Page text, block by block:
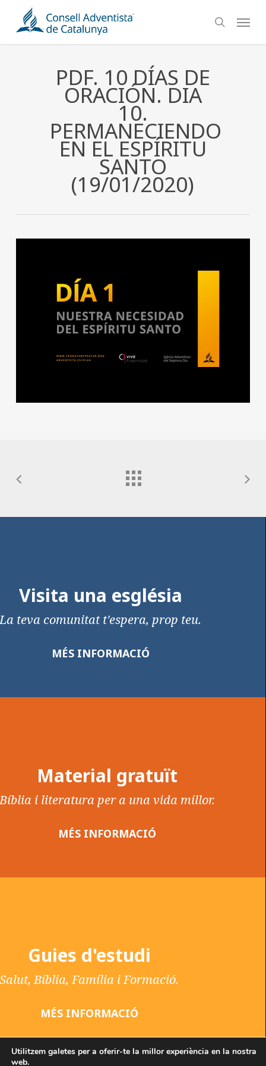
main
search
Menu
PDF. 10 DÍAS DE
ORACIÓN. DIA
10.
PERMANECIENDO
EN EL ESPÍRITU
SANTO
(19/01/2020)
Visita una església
La teva comunitat t'espera, prop teu.
MÉS INFORMACIÓ
Material gratuït
Bíblia i literatura per a una vida millor.
MÉS INFORMACIÓ
Guies d'estudi
Salut, Bíblia, Família i Formació.
MÉS INFORMACIÓ
Utilitzem galetes per a oferir-te la millor experiència en la nostra
web.